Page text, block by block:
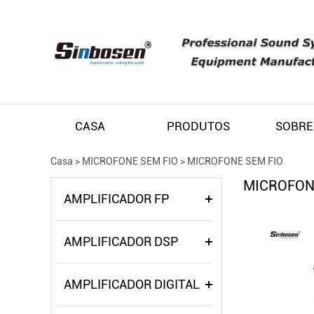
CASA PRODUTOS
Casa > MICROFONE SEM FIO > MICROFONE SEM FIO
AMPLIFICADOR FP
AMPLIFICADOR DSP
AMPLIFICADOR DIGITAL